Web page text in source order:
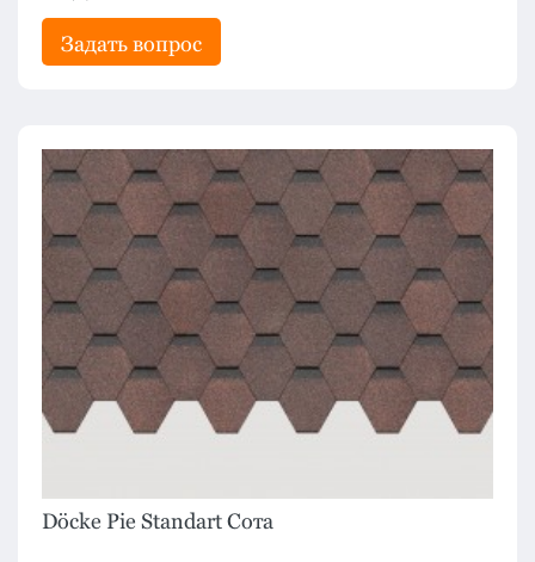
Задать вопрос
Döcke Pie Standart Сота